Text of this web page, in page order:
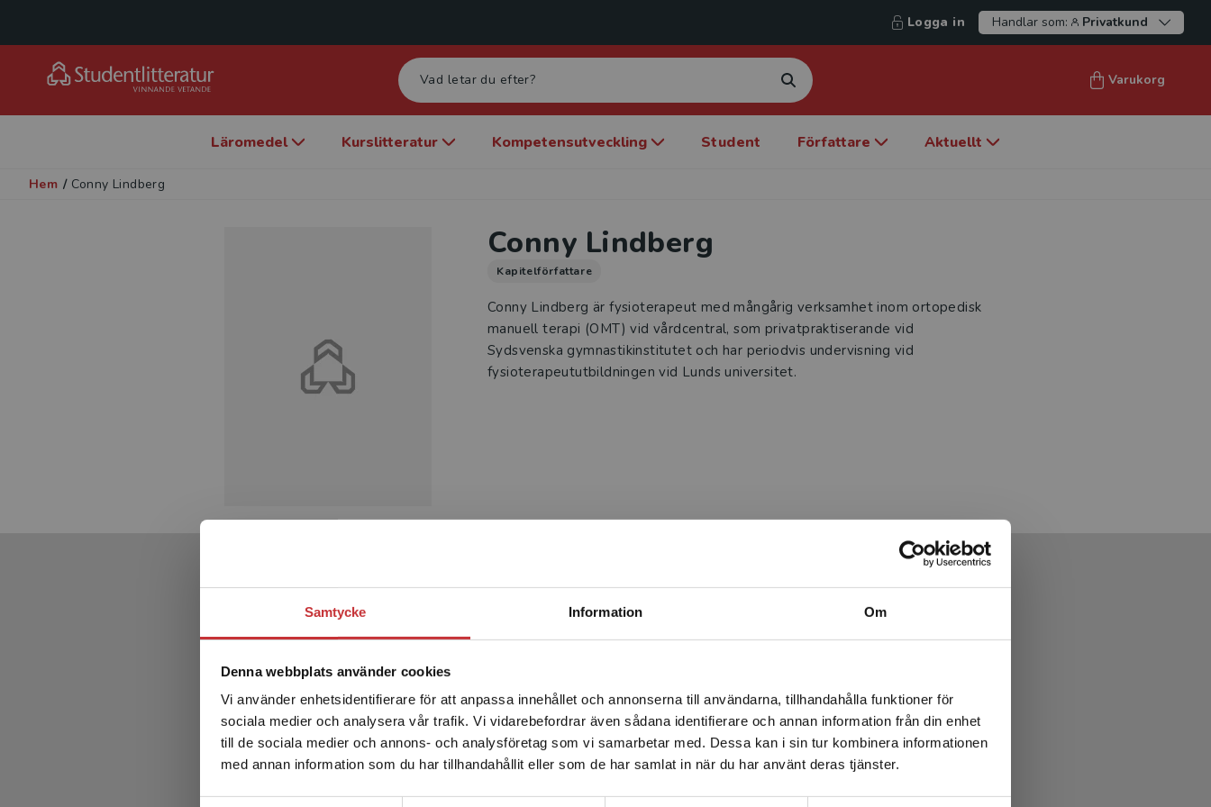
Samtycke Information Om
Denna webbplats använder cookies
Vi använder enhetsidentifierare för att anpassa innehållet och annonserna till användarna, tillhandahålla funktioner för
sociala medier och analysera vår trafik. Vi vidarebefordrar även sådana identifierare och annan information från din enhet
till de sociala medier och annons- och analysföretag som vi samarbetar med. Dessa kan i sin tur kombinera informationen
med annan information som du har tillhandahållit eller som de har samlat in när du har använt deras tjänster.
Begränsad fraktregion
Det verkar som att du besöker studentlitteratur.se via en
enhet utanför Sverige. Vi erbjuder inte leveranser utanför
Sverige. För att kunna slutföra ett köp måste
leveransadressen vara i Sverige.Läs mer
Logga in Handlar som: Privatkund
Varukorg
Läromedel Kurslitteratur Kompetensutveckling Student Författare Aktuellt
Hem / Conny Lindberg
Conny Lindberg
Kapitelförfattare
Conny Lindberg är fysioterapeut med mångårig verksamhet inom ortopedisk
manuell terapi (OMT) vid vårdcentral, som privatpraktiserande vid
Sydsvenska gymnastikinstitutet och har periodvis undervisning vid
fysioterapeututbildningen vid Lunds universitet.
Produkter